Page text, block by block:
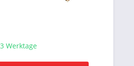
Werktage